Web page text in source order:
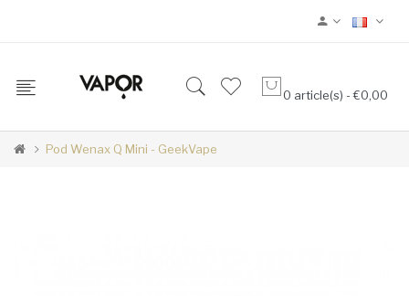
0 article(s) - €0,00
Pod Wenax Q Mini - GeekVape